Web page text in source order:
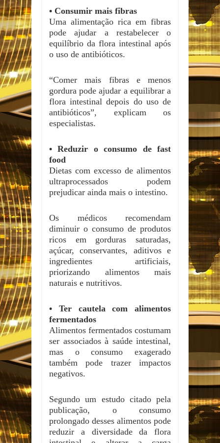
• Consumir mais fibras
Uma alimentação rica em fibras
pode ajudar a restabelecer o
equilíbrio da flora intestinal após
o uso de antibióticos.
“Comer mais fibras e menos
gordura pode ajudar a equilibrar a
flora intestinal depois do uso de
antibióticos”, explicam os
especialistas.
• Reduzir o consumo de fast
food
Dietas com excesso de alimentos
ultraprocessados podem
prejudicar ainda mais o intestino.
Os médicos recomendam
diminuir o consumo de produtos
ricos em gorduras saturadas,
açúcar, conservantes, aditivos e
ingredientes artificiais,
priorizando alimentos mais
naturais e nutritivos.
• Ter cautela com alimentos
fermentados
Alimentos fermentados costumam
ser associados à saúde intestinal,
mas o consumo exagerado
também pode trazer impactos
negativos.
Segundo um estudo citado pela
publicação, o consumo
prolongado desses alimentos pode
reduzir a diversidade da flora